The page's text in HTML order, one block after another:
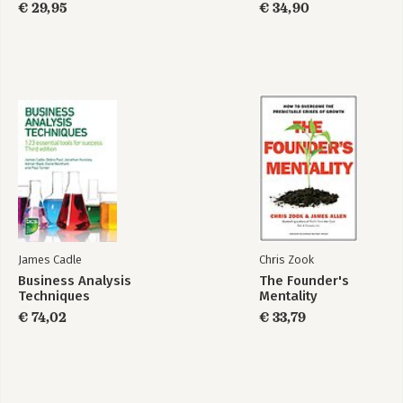
-Affinity Map
-Forced Ranking
-Post-Up
-Storyboard
-WhoDo
5. Games for Opening
-3-12-3 Brainstorm
-The Anti-Problem
-Context Map
-Cover Story
-Draw the Problem
-Fishbowl
€ 29,95 € 34,90
James Cadle
Business Analysis
Techniques
€ 74,02
Chris Zook
The Founder's
Mentality
€ 33,79